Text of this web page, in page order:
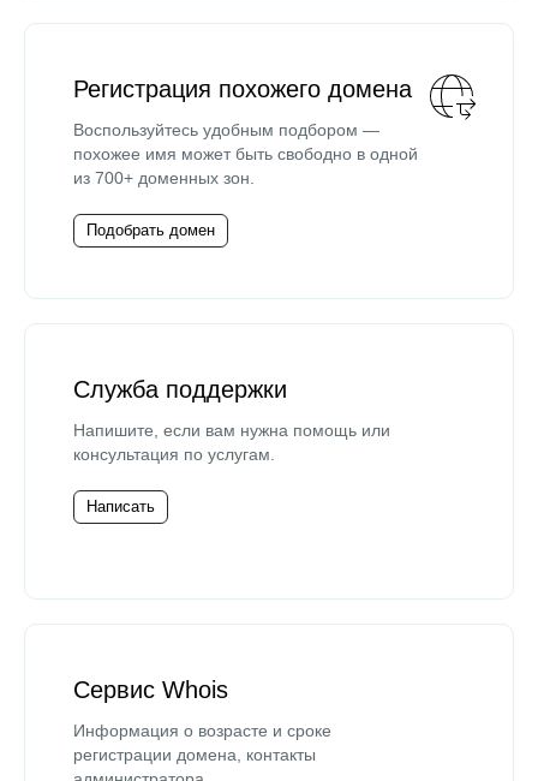
Регистрация похожего домена
Воспользуйтесь удобным подбором —
похожее имя может быть свободно в одной
из 700+ доменных зон.
Подобрать домен
Служба поддержки
Напишите, если вам нужна помощь или
консультация по услугам.
Написать
Сервис Whois
Информация о возрасте и сроке
регистрации домена, контакты